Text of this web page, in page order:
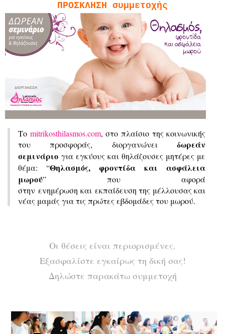
2
2
/
1
9
Δ
ν
ΠΡΟΣΚΛΗΣΗ συμμετοχής
Το mitrikosthilasmos.com, στο πλαίσιο της κοινωνικής
του προσφοράς, διοργανώνειδωρεάν
σεμινάριο για εγκύους και θηλάζουσες μητέρες με
θέμα: “Θηλασμός, φροντίδα και ασφάλεια
μωρού” που αφορά
στην ενημέρωση και εκπαίδευση της μέλλουσας και
νέας μαμάς για τις πρώτες εβδομάδες του μωρού.
Οι θέσεις είναι περιορισμένες.
Εξασφαλίστε εγκαίρως τη δική σας!
Δηλώστε παρακάτω συμμετοχή